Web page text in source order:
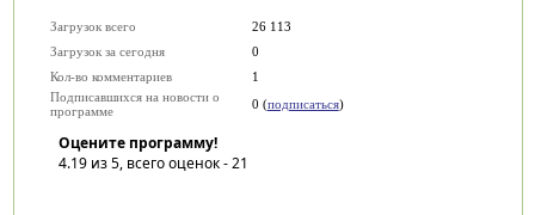
Загрузок всего
26 113
Загрузок за сегодня
0
Кол-во комментариев
1
Подписавшихся на новости о
программе
0 (подписаться)
Оцените программу!
4.19из 5, всего оценок -21